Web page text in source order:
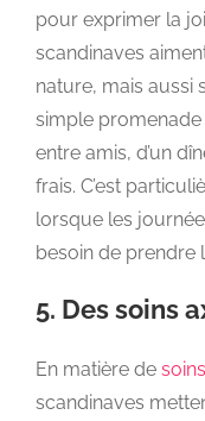
pour exprimer la
scandinaves
nature, mais aussi
simple promenade
entre amis, d’un
frais. C’est
lorsque les
besoin de prendre
5. Des soins
En matière de
scandinaves